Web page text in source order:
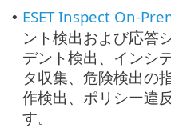
• ESET Inspect On-
ント検出および応答
デント検出、インシ
タ収集、危険検出の
作検出、ポリシー違
す。